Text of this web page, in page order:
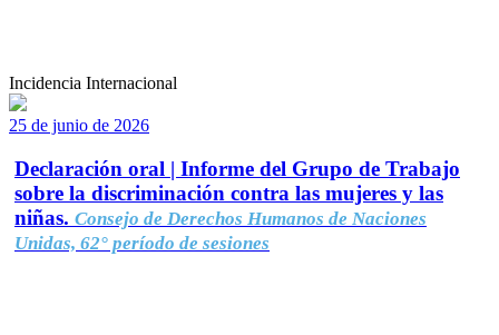
Incidencia Internacional
25 de junio de 2026
Declaración oral | Informe del Grupo de Trabajo
sobre la discriminación contra las mujeres y las
niñas. Consejo de Derechos Humanos de Naciones
Unidas, 62° período de sesiones